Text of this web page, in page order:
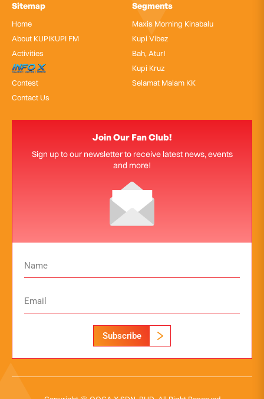
Sitemap
Home
About KUPIKUPI FM
Activities
InfoX
Contest
Contact Us
Segments
Maxis Morning Kinabalu
Kupi Vibez
Bah, Atur!
Kupi Kruz
Selamat Malam KK
Join Our Fan Club!
Sign up to our newsletter to receive latest news, events
and more!
Subscribe